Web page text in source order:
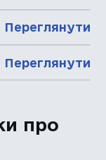
Переглянути
Переглянути
про